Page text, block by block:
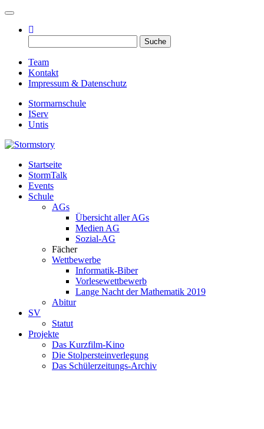
Toggle navigation
nach:
Team
Kontakt
Impressum & Datenschutz
Stormarnschule
IServ
Untis
Stormstory
Eure digitale Schülerzeitung
Startseite
StormTalk
Events
Schule
AGs
Übersicht aller AGs
Medien AG
Sozial-AG
Fächer
Wettbewerbe
Informatik-Biber
Vorlesewettbewerb
Lange Nacht der Mathematik 2019
Abitur
SV
Statut
Projekte
Das Kurzfilm-Kino
Die Stolpersteinverlegung
Das Schülerzeitungs-Archiv